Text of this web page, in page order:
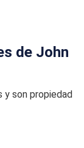
de John
y son propiedad